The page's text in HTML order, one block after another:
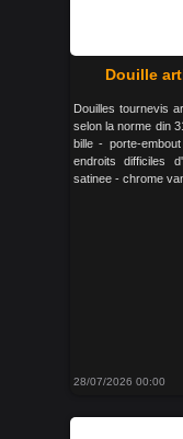
Douille
Douilles tournevis
selon la norme din
bille - porte-
endroits difficiles
satinee - chrome
28/07/2026 00:00